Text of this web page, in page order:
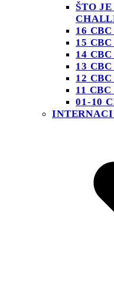
ŠTO
16
15
14
13
12
11
01-10